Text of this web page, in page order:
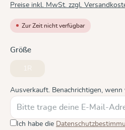
Preise inkl. MwSt. zzgl.
Zur Zeit nicht verfügbar
Größeauswählen
1R
Ausverkauft. Benachrichtigen, wenn
Ich habe die